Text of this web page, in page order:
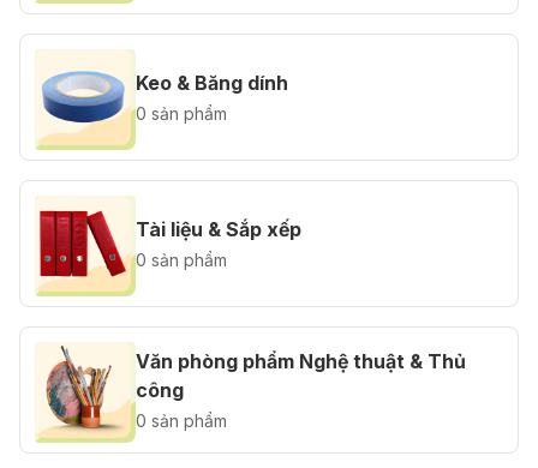
Keo & Băng dính
0 sản phẩm
Tài liệu & Sắp xếp
0 sản phẩm
Văn phòng phẩm Nghệ thuật & Thủ
công
0 sản phẩm